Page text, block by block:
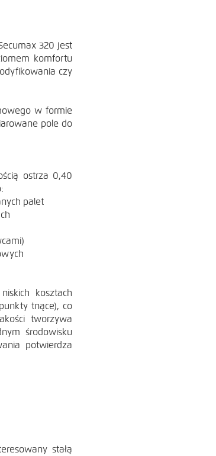
320 jest
komfortu
czy
w formie
pole do
ostrza 0,40
palet
kosztach
tnące), co
tworzywa
środowisku
potwierdza
stałą